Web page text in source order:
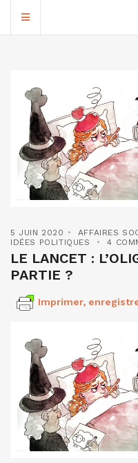
5 JUIN 2020 AFFAIRES
IDÉES POLITIQUES
4
LE LANCET :
PARTIE ?
Imprimer,